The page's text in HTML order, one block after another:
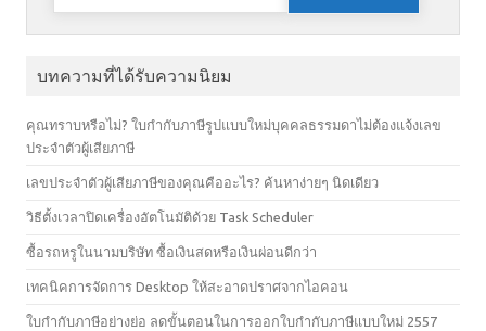
บทความที่ได้รับความนิยม
คุณทราบหรือไม่? ใบกำกับภาษีรูปแบบใหม่บุคคลธรรมดาไม่ต้องแจ้งเลข
ประจำตัวผู้เสียภาษี
เลขประจำตัวผู้เสียภาษีของคุณคืออะไร? ค้นหาง่ายๆ นิดเดียว
วิธีตั้งเวลาปิดเครื่องอัตโนมัติด้วย Task Scheduler
ซื้อรถหรูในนามบริษัท ซื้อเงินสดหรือเงินผ่อนดีกว่า
เทคนิคการจัดการ Desktop ให้สะอาดปราศจากไอคอน
ใบกำกับภาษีอย่างย่อ ลดขั้นตอนในการออกใบกำกับภาษีแบบใหม่ 2557